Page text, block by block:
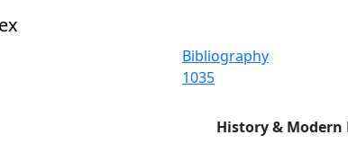
Bibliography
1035
History &